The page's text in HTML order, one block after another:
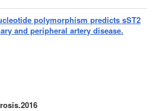
polymorphism predicts sST2
and peripheral artery disease.